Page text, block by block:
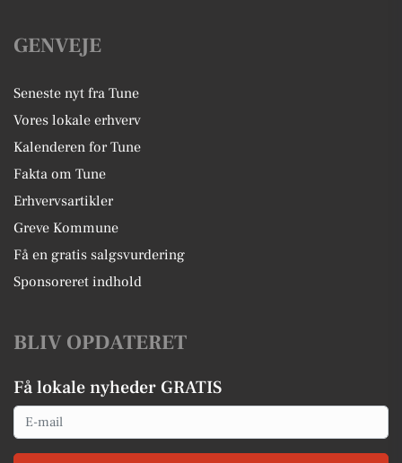
GENVEJE
Seneste nyt fra Tune
Vores lokale erhverv
Kalenderen for Tune
Fakta om Tune
Erhvervsartikler
Greve Kommune
Få en gratis salgsvurdering
Sponsoreret indhold
BLIV OPDATERET
Få lokale nyheder GRATIS
Email